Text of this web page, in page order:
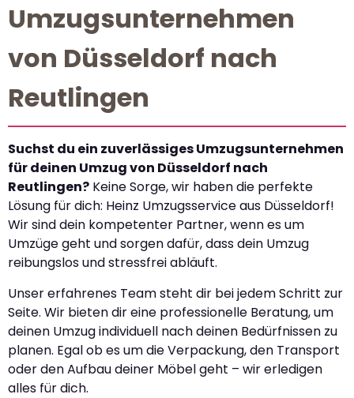
Umzugsunternehmen
von Düsseldorf nach
Reutlingen
Suchst du ein zuverlässiges Umzugsunternehmen
für deinen Umzug von Düsseldorf nach
Reutlingen? Keine Sorge, wir haben die perfekte
Lösung für dich: Heinz Umzugsservice aus Düsseldorf!
Wir sind dein kompetenter Partner, wenn es um
Umzüge geht und sorgen dafür, dass dein Umzug
reibungslos und stressfrei abläuft.
Unser erfahrenes Team steht dir bei jedem Schritt zur
Seite. Wir bieten dir eine professionelle Beratung, um
deinen Umzug individuell nach deinen Bedürfnissen zu
planen. Egal ob es um die Verpackung, den Transport
oder den Aufbau deiner Möbel geht – wir erledigen
alles für dich.